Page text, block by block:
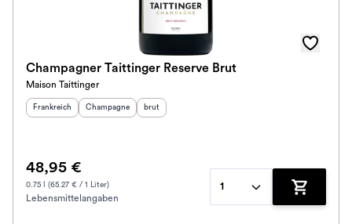
Champagner Taittinger Reserve Brut
Maison Taittinger
Herkunftsland
Frankreich Herkunftsregion :
Champagne Geschmack
brut
48,95 €
0.75 l (65.27 € / 1 Liter)
Lebensmittelangaben
1
Zum